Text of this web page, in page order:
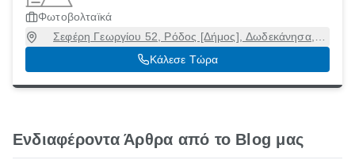
Φωτοβολταϊκά
Σεφέρη Γεωργίου 52, Ρόδος [Δήμος], Δωδεκάνησα,
85100
Κάλεσε Τώρα
Ενδιαφέροντα Άρθρα από το Blog μας